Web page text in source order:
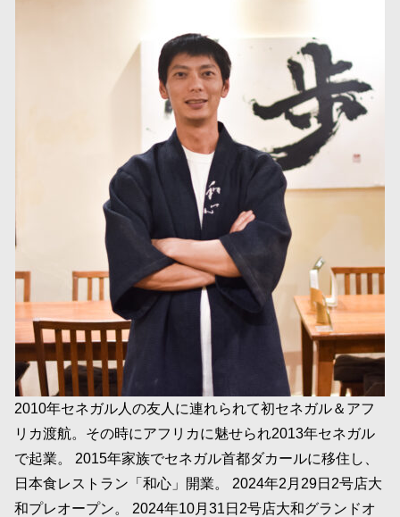
2010年セネガル人の友人に連れられて初セネガル＆アフ
リカ渡航。その時にアフリカに魅せられ2013年セネガル
で起業。 2015年家族でセネガル首都ダカールに移住し、
日本食レストラン「和心」開業。 2024年2月29日2号店大
和プレオープン。 2024年10月31日2号店大和グランドオ